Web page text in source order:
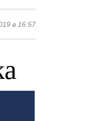
в 16:57